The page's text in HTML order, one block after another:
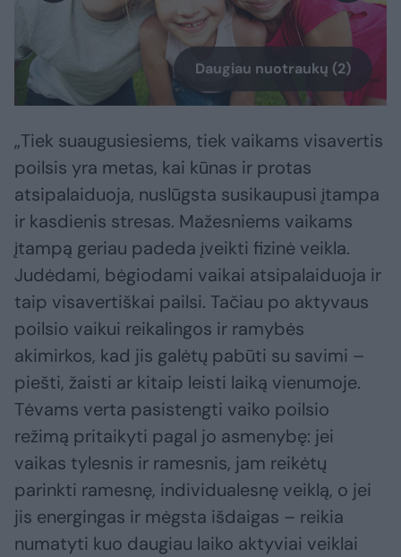
Daugiau nuotraukų (2)
„Tiek suaugusiesiems, tiek vaikams visavertis
poilsis yra metas, kai kūnas ir protas
atsipalaiduoja, nuslūgsta susikaupusi įtampa
ir kasdienis stresas. Mažesniems vaikams
įtampą geriau padeda įveikti fizinė veikla.
Judėdami, bėgiodami vaikai atsipalaiduoja ir
taip visavertiškai pailsi. Tačiau po aktyvaus
poilsio vaikui reikalingos ir ramybės
akimirkos, kad jis galėtų pabūti su savimi –
piešti, žaisti ar kitaip leisti laiką vienumoje.
Tėvams verta pasistengti vaiko poilsio
režimą pritaikyti pagal jo asmenybę: jei
vaikas tylesnis ir ramesnis, jam reikėtų
parinkti ramesnę, individualesnę veiklą, o jei
jis energingas ir mėgsta išdaigas – reikia
numatyti kuo daugiau laiko aktyviai veiklai